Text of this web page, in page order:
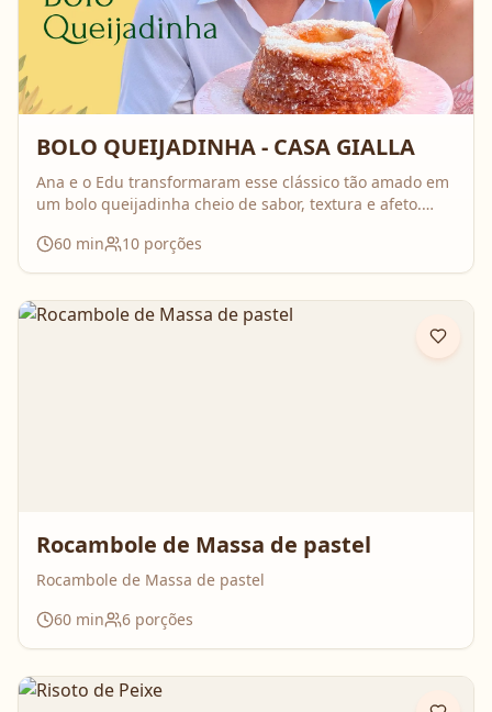
BOLO QUEIJADINHA - CASA GIALLA
Ana e o Edu transformaram esse clássico tão amado em
um bolo queijadinha cheio de sabor, textura e afeto.
que surpreende no resultado e perfuma a casa inteira
enquanto assa. Aperte o play, acompanhe o passo a
impossível de resistir 💛
60 min 10 porções
Rocambole de Massa de pastel
Rocambole de Massa de pastel
60 min 6 porções